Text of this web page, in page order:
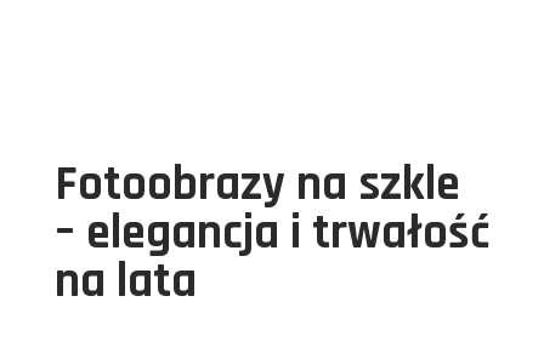
Fotoobrazy na szkle
– elegancja i trwałość
na lata